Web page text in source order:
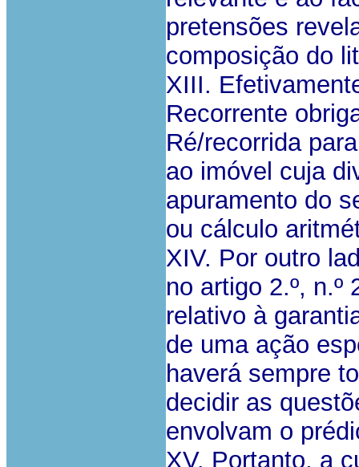
pretensões
composição do
XIII.
Recorrente
Ré/recorrida
ao imóvel cuja
apuramento do
ou cálculo
XIV. Por outro
no artigo 2.º,
relativo à
de uma ação
haverá sempre
decidir as
envolvam o
XV. Portanto, a